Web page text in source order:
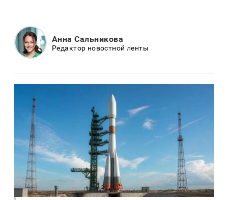
Анна Сальникова
Редактор новостной ленты